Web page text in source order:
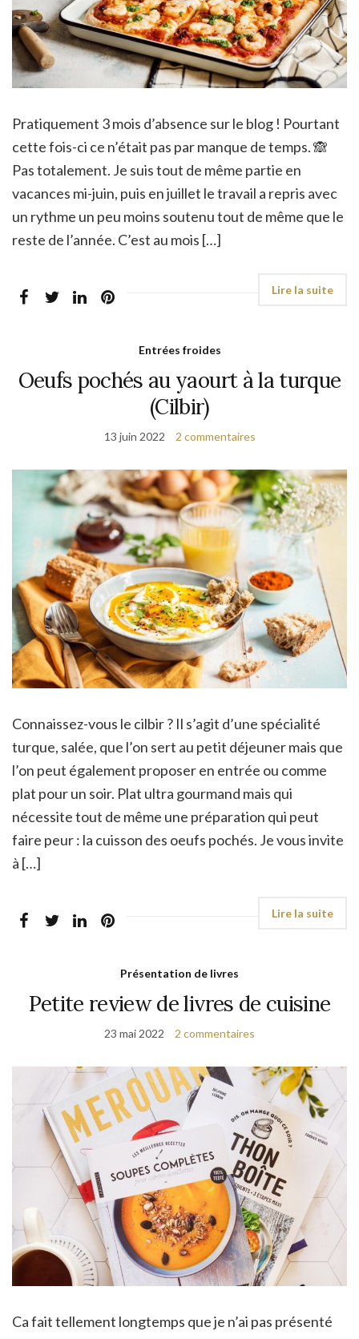
Pratiquement 3 mois d’absence sur le blog ! Pourtant
cette fois-ci ce n’était pas par manque de temps. 🙈
Pas totalement. Je suis tout de même partie en
vacances mi-juin, puis en juillet le travail a repris avec
un rythme un peu moins soutenu tout de même que le
reste de l’année. C’est au mois […]
Entrées froides
Oeufs pochés au yaourt à la turque
(Cilbir)
13 juin 2022 2 commentaires
Connaissez-vous le cilbir ? Il s’agit d’une spécialité
turque, salée, que l’on sert au petit déjeuner mais que
l’on peut également proposer en entrée ou comme
plat pour un soir. Plat ultra gourmand mais qui
nécessite tout de même une préparation qui peut
faire peur : la cuisson des oeufs pochés. Je vous invite
à […]
Présentation de livres
Petite review de livres de cuisine
23 mai 2022 2 commentaires
Ca fait tellement longtemps que je n’ai pas présenté